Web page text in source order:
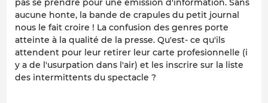
pas se prendre pour une émission d'information. Sans
aucune honte, la bande de crapules du petit journal
nous le fait croire ! La confusion des genres porte
atteinte à la qualité de la presse. Qu'est- ce qu'ils
attendent pour leur retirer leur carte profesionnelle (i
y a de l'usurpation dans l'air) et les inscrire sur la liste
des intermittents du spectacle ?